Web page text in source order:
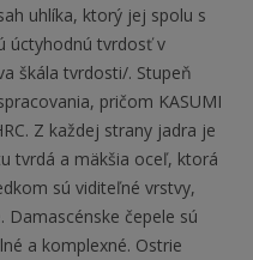
uhlíka, ktorý jej spolu s
úctyhodnú tvrdosť v
škála tvrdosti/. Stupeň
pričom KASUMI
Z každej strany jadra je
tvrdá a mäkšia oceľ, ktorá
sú viditeľné vrstvy,
čepele sú
a komplexné. Ostrie